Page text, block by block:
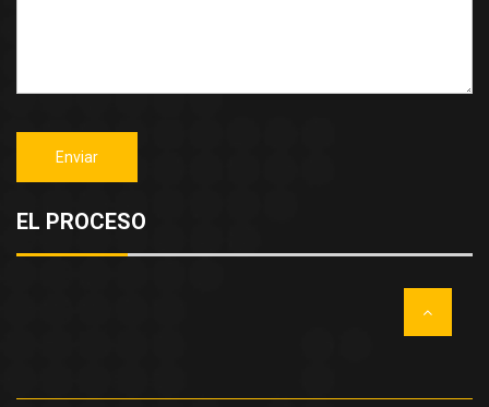
EL PROCESO